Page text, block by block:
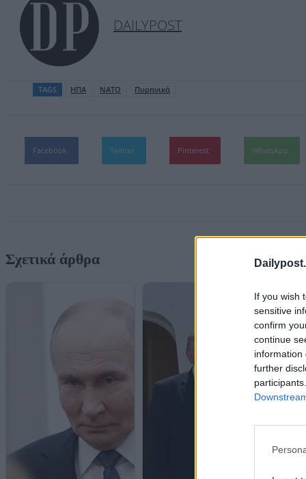
If you wish
sensitive
confirm
continue
information
further
DAILYPOST
TAGS ΗΠΑ ΝΑΤΟ Πυρηνικά
Facebook Twitter Pinterest WhatsApp
Σχετικά άρθρα